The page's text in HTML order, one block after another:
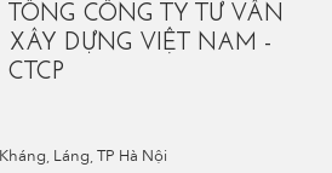
TỔNG CÔNG TY TƯ VẤN
XÂY DỰNG VIỆT NAM -
CTCP
Láng, TP Hà Nội